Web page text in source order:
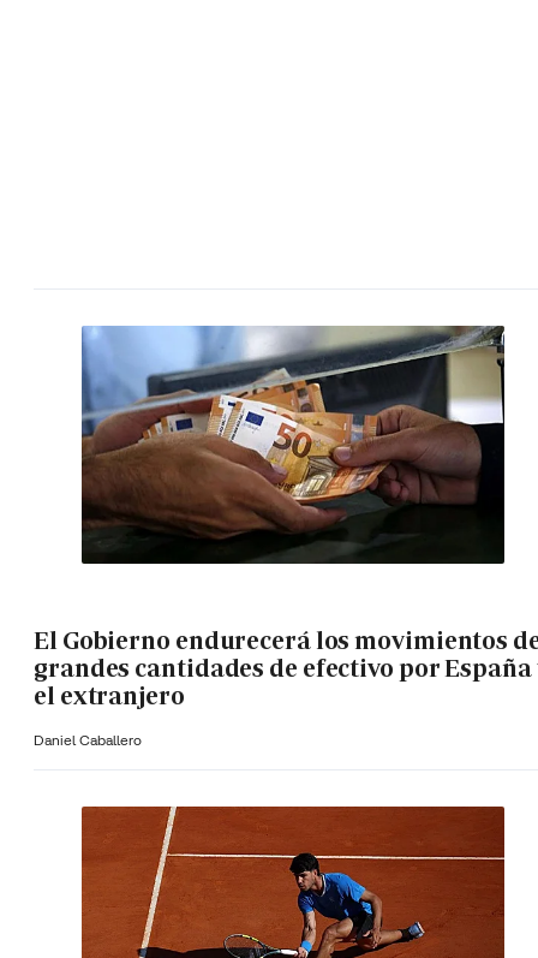
El Gobierno endurecerá los movimientos
grandes cantidades de efectivo por España
el extranjero
Daniel Caballero